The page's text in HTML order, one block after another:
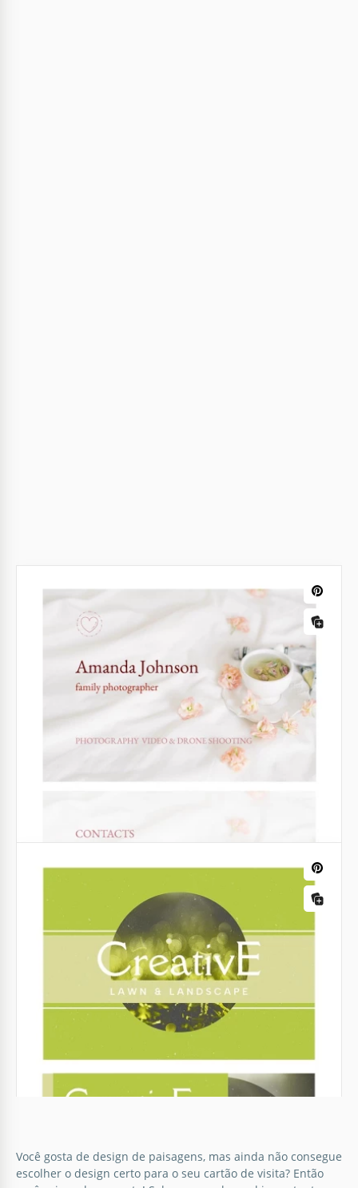
Cartão de visita para negócios de
Entre em um mundo de elegância natural com
nosso modelo de Cartão de Visita de Paisagismo
Você gosta de design de paisagens, mas ainda não consegue
escolher o design certo para o seu cartão de visita? Então